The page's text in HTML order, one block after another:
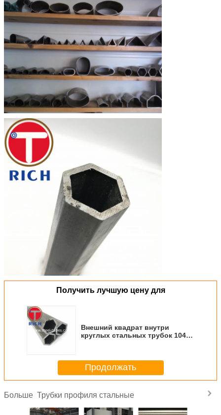
Получить лучшую цену для
Внешний квадрат внутри
круглых стальных трубок 1045
Продолжать
Больше Трубки профиля стальные